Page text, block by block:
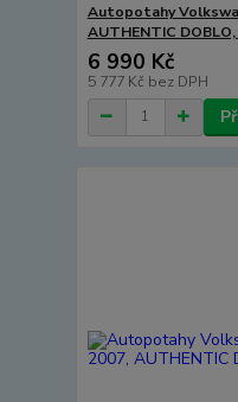
Autopotahy
AUTHENTIC
6 990 Kč
5 777 Kč bez DPH